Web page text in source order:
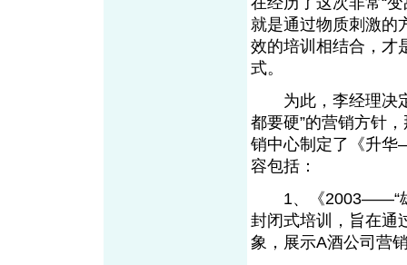
就是通过物质刺激的
效的培训相结合，才
式。
为此，李经理决定
都要硬”的营销方针
销中心制定了《升华
容包括：
1、《2003——“雄
封闭式培训，旨在通
象，展示A酒公司